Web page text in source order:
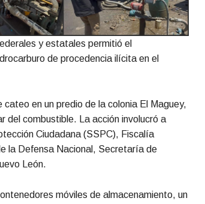
y estatales permitió el
de procedencia ilícita en el
en un predio de la colonia El Maguey,
del combustible. La acción involucró a
Ciudadana (SSPC), Fiscalía
la Defensa Nacional, Secretaría de
León.
móviles de almacenamiento, un